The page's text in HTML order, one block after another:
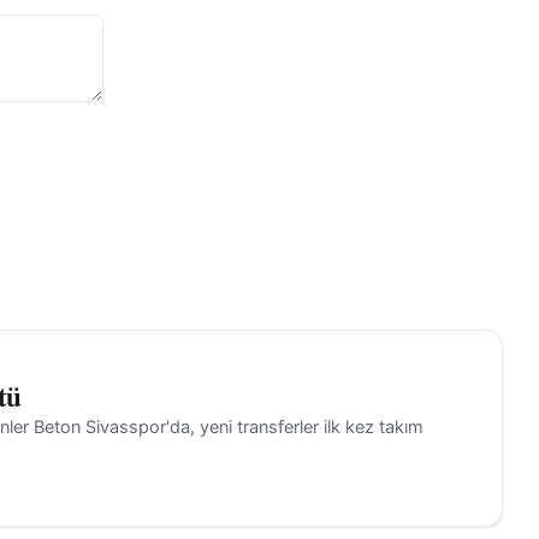
şekilde
ayrıca
İç
Beton Sivasspor'da, yeni transferler ilk kez takım